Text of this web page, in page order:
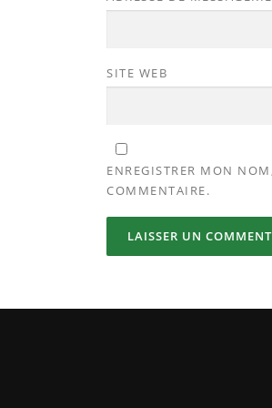
SITE WEB
ENREGISTRER MON
COMMENTAIRE.